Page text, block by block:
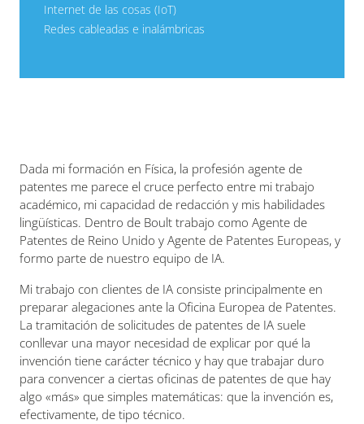
Internet de las cosas (IoT)
Redes cableadas e inalámbricas
Dada mi formación en Física, la profesión agente de
patentes me parece el cruce perfecto entre mi trabajo
académico, mi capacidad de redacción y mis habilidades
lingüísticas. Dentro de Boult trabajo como Agente de
Patentes de Reino Unido y Agente de Patentes Europeas, y
formo parte de nuestro equipo de IA.
Mi trabajo con clientes de IA consiste principalmente en
preparar alegaciones ante la Oficina Europea de Patentes.
La tramitación de solicitudes de patentes de IA suele
conllevar una mayor necesidad de explicar por qué la
invención tiene carácter técnico y hay que trabajar duro
para convencer a ciertas oficinas de patentes de que hay
algo «más» que simples matemáticas: que la invención es,
efectivamente, de tipo técnico.